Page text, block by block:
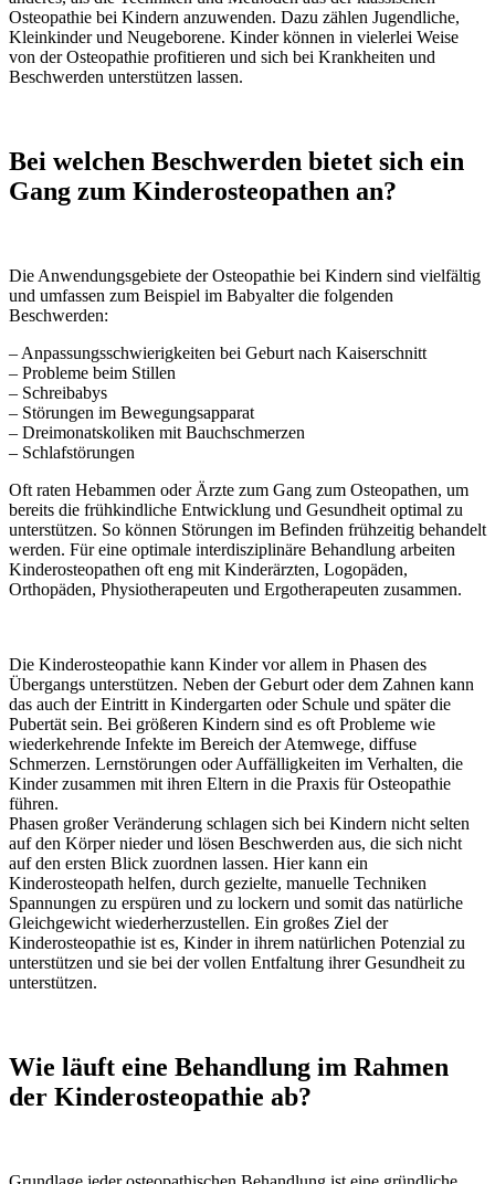
Osteopathie bei Kindern anzuwenden. Dazu zählen Jugendliche,
Kleinkinder und Neugeborene. Kinder können in vielerlei Weise
von der Osteopathie profitieren und sich bei Krankheiten und
Beschwerden unterstützen lassen.
Bei welchen Beschwerden bietet sich ein
Gang zum Kinderosteopathen an?
Die Anwendungsgebiete der Osteopathie bei Kindern sind vielfältig
und umfassen zum Beispiel im Babyalter die folgenden
Beschwerden:
– Anpassungsschwierigkeiten bei Geburt nach Kaiserschnitt
– Probleme beim Stillen
– Schreibabys
– Störungen im Bewegungsapparat
– Dreimonatskoliken mit Bauchschmerzen
– Schlafstörungen
Oft raten Hebammen oder Ärzte zum Gang zum Osteopathen, um
bereits die frühkindliche Entwicklung und Gesundheit optimal zu
unterstützen. So können Störungen im Befinden frühzeitig behandelt
werden. Für eine optimale interdisziplinäre Behandlung arbeiten
Kinderosteopathen oft eng mit Kinderärzten, Logopäden,
Orthopäden, Physiotherapeuten und Ergotherapeuten zusammen.
Die Kinderosteopathie kann Kinder vor allem in Phasen des
Übergangs unterstützen. Neben der Geburt oder dem Zahnen kann
das auch der Eintritt in Kindergarten oder Schule und später die
Pubertät sein. Bei größeren Kindern sind es oft Probleme wie
wiederkehrende Infekte im Bereich der Atemwege, diffuse
Schmerzen. Lernstörungen oder Auffälligkeiten im Verhalten, die
Kinder zusammen mit ihren Eltern in die Praxis für Osteopathie
führen.
Phasen großer Veränderung schlagen sich bei Kindern nicht selten
auf den Körper nieder und lösen Beschwerden aus, die sich nicht
auf den ersten Blick zuordnen lassen. Hier kann ein
Kinderosteopath helfen, durch gezielte, manuelle Techniken
Spannungen zu erspüren und zu lockern und somit das natürliche
Gleichgewicht wiederherzustellen. Ein großes Ziel der
Kinderosteopathie ist es, Kinder in ihrem natürlichen Potenzial zu
unterstützen und sie bei der vollen Entfaltung ihrer Gesundheit zu
unterstützen.
Wie läuft eine Behandlung im Rahmen
der Kinderosteopathie ab?